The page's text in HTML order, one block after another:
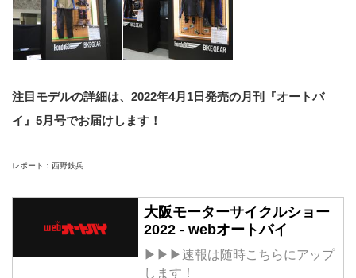
注目モデルの詳細は、2022年4月1日発売の月刊『オートバ
イ』5月号でお届けします！
レポート：西野鉄兵
大阪モーターサイクルショー
2022 - webオートバイ
▶▶▶速報は随時こちらにアップ
します！